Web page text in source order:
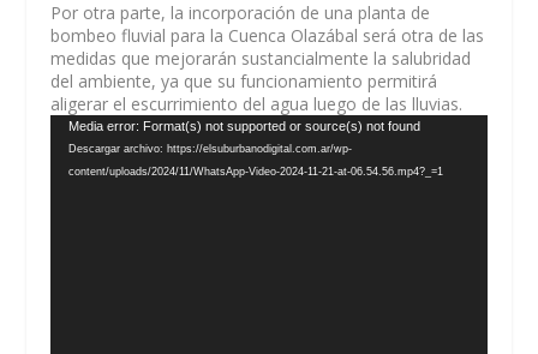
Por otra parte, la incorporación de una planta de
bombeo fluvial para la Cuenca Olazábal será otra de las
medidas que mejorarán sustancialmente la salubridad
del ambiente, ya que su funcionamiento permitirá
aligerar el escurrimiento del agua luego de las lluvias.
Reproductor
de
vídeo
Media error: Format(s) not supported or source(s) not found
Descargar archivo: https://elsuburbanodigital.com.ar/wp-
content/uploads/2024/11/WhatsApp-Video-2024-11-21-at-06.54.56.mp4?_=1